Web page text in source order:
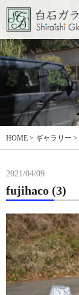
HOME > ギャラリー >
2021/04/09
fujihaco (3)